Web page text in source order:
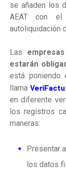
se añaden los
AEAT con
autoliquidación
Las
estarán
está poniendo
llamaVeriFactu.
en diferente
los registros
maneras:
Presentar
los datos